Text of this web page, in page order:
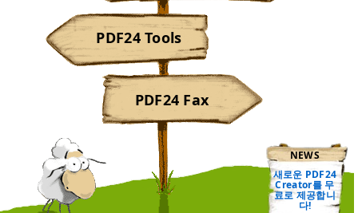
PDF24 Tools
PDF24 Fax
NEWS
새로운 PDF24
Creator를 무
료로 제공합니
다!